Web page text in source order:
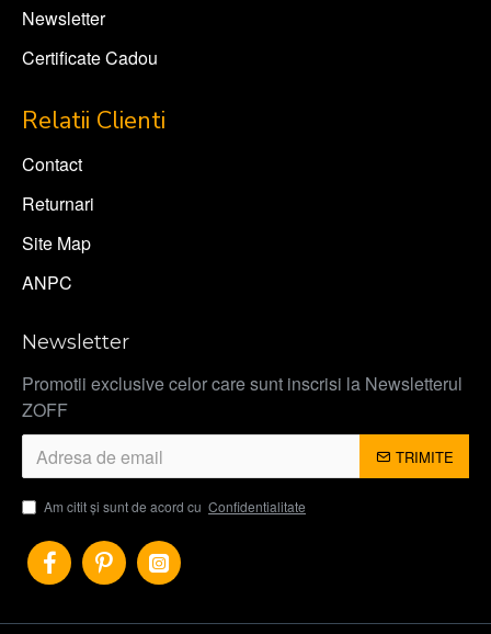
Newsletter
Certificate Cadou
Relatii Clienti
Contact
Returnari
Site Map
ANPC
Newsletter
Promotii exclusive celor care sunt inscrisi la Newsletterul
ZOFF
TRIMITE
Am citit şi sunt de acord cu Confidentialitate